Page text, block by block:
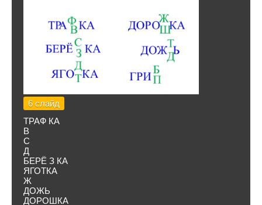
6 слайд
ТРАФ КА
В
С
Д
БЕРЁ З КА
ЯГОТКА
Ж
ДОЖЬ
ДОРОШКА